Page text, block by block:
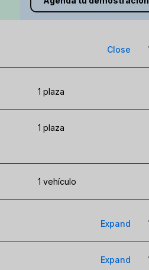
Close
1 plaza
1 plaza
1 vehículo
Expand
1 TP por mes por usuario
Expand